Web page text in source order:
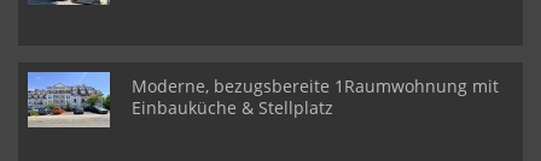
Moderne, bezugsbereite 1Raumwohnung mit
Einbauküche & Stellplatz